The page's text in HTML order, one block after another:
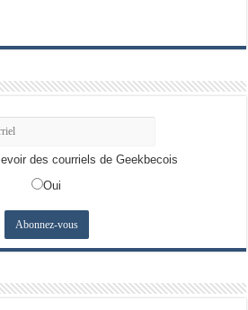
des courriels de Geekbecois
Oui